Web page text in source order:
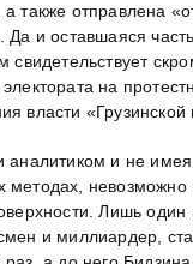
также отправлена
Да и оставшаяся
свидетельствует
на
власти «Грузинской
аналитиком и не
методах, невозможно
Лишь
и миллиардер,